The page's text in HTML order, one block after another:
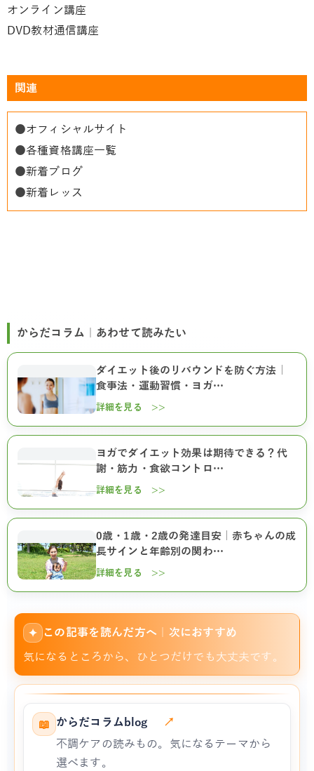
オンライン講座
DVD教材通信講座
関連
●オフィシャルサイト
●各種資格講座一覧
●新着ブログ
●新着レッス
からだコラム｜あわせて読みたい
ダイエット後のリバウンドを防ぐ方法｜
食事法・運動習慣・ヨガ…
詳細を見る >>
ヨガでダイエット効果は期待できる？代
謝・筋力・食欲コントロ…
詳細を見る >>
0歳・1歳・2歳の発達目安｜赤ちゃんの成
長サインと年齢別の関わ…
詳細を見る >>
✦ この記事を読んだ方へ｜次におすすめ
気になるところから、ひとつだけでも大丈夫です。
📖 からだコラムblog
↗
不調ケアの読みもの。気になるテーマから
選べます。